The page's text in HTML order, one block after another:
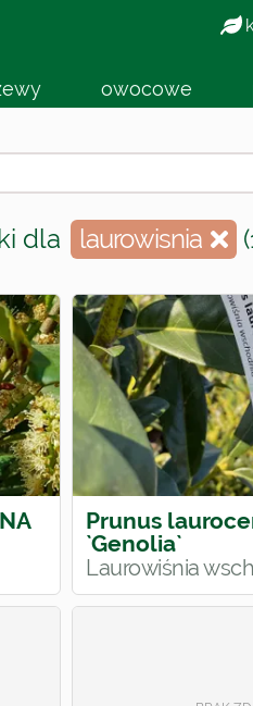
owocowe
dla laurowisnia
Prunus
`Genolia`
Laurowiśnia